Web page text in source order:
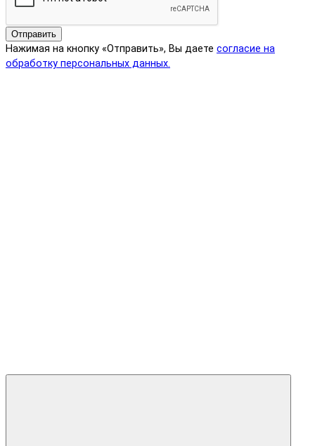
Отправить
Нажимая на кнопку «Отправить», Вы даете согласие на
обработку персональных данных.